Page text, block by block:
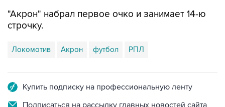
"Акрон" набрал первое очко и занимает 14-ю
строчку.
Локомотив Акрон футбол РПЛ
Купить подписку на профессиональную ленту